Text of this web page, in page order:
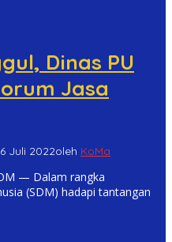
Dinas PU
Jasa
Juli 2022oleh KoMa
— Dalam rangka
(SDM) hadapi tantangan